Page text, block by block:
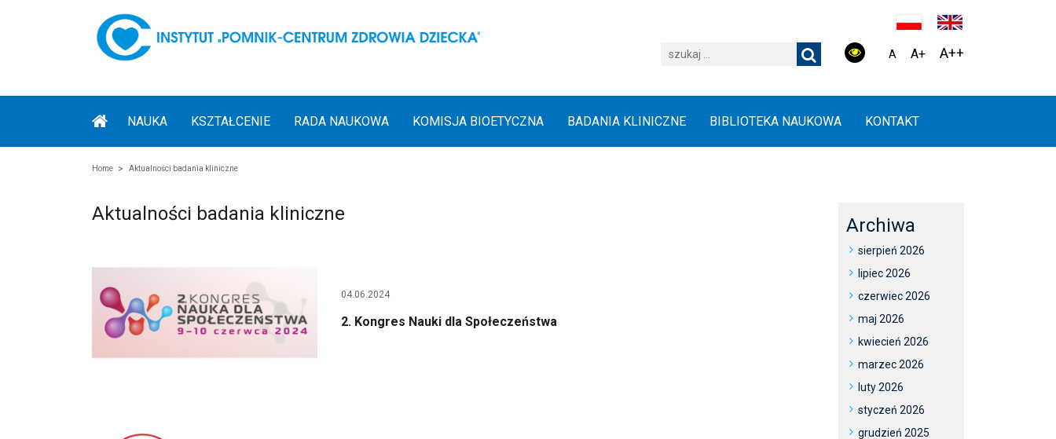
A A+ A++
NAUKA KSZTAŁCENIE RADA NAUKOWA KOMISJA BIOETYCZNA BADANIA KLINICZNE BIBLIOTEKA NAUKOWA KONTAKT
Home Aktualności badania kliniczne
Aktualności badania kliniczne
04.06.2024
2. Kongres Nauki dla Społeczeństwa
Archiwa
sierpień 2026
lipiec 2026
czerwiec 2026
maj 2026
kwiecień 2026
marzec 2026
luty 2026
styczeń 2026
grudzień 2025